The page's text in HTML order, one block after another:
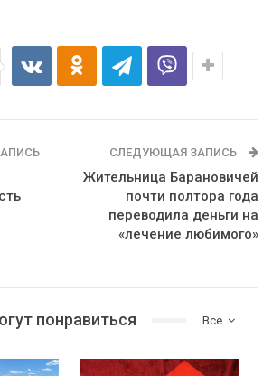
СЛЕДУЮЩАЯ ЗАПИСЬ
Жительница Барановичей
почти полтора года
переводила деньги на
«лечение любимого»
Все
понравиться